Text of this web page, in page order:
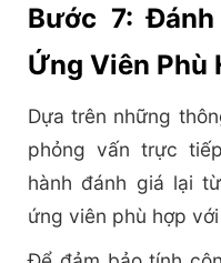
Bước 7:
Ứng Viên Phù
Dựa trên những
phỏng vấn trực
hành đánh giá lại
ứng viên phù hợp